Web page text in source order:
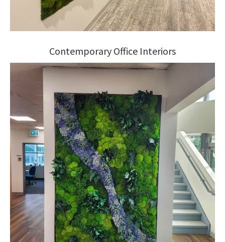
Contemporary Office Interiors